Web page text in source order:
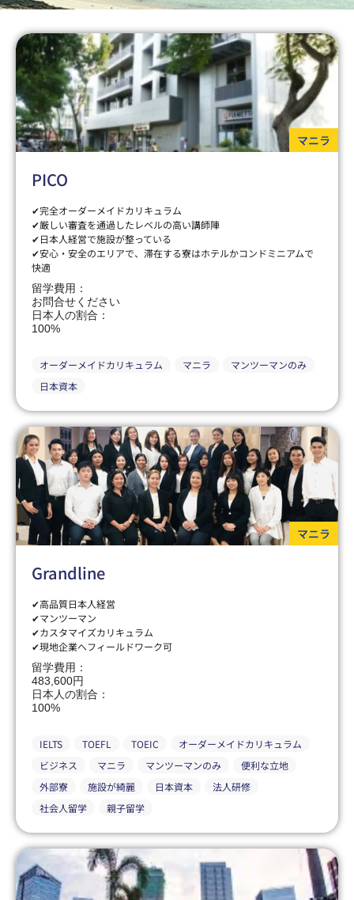
マニラ
PICO
✔完全オーダーメイドカリキュラム
✔厳しい審査を通過したレベルの高い講師陣
✔日本人経営で施設が整っている
✔安心・安全のエリアで、滞在する寮はホテルかコンドミニアムで
快適
留学費用：
お問合せください
日本人の割合：
100%
オーダーメイドカリキュラム マニラ
マンツーマンのみ
日本資本
マニラ
Grandline
✔高品質日本人経営
✔マンツーマン
✔カスタマイズカリキュラム
✔現地企業へフィールドワーク可
留学費用：
483,600円
日本人の割合：
100%
IELTS TOEFL TOEIC
オーダーメイドカリキュラム
ビジネス
マニラ マンツーマンのみ
便利な立地
外部寮
施設が綺麗 日本資本
法人研修
社会人留学
親子留学